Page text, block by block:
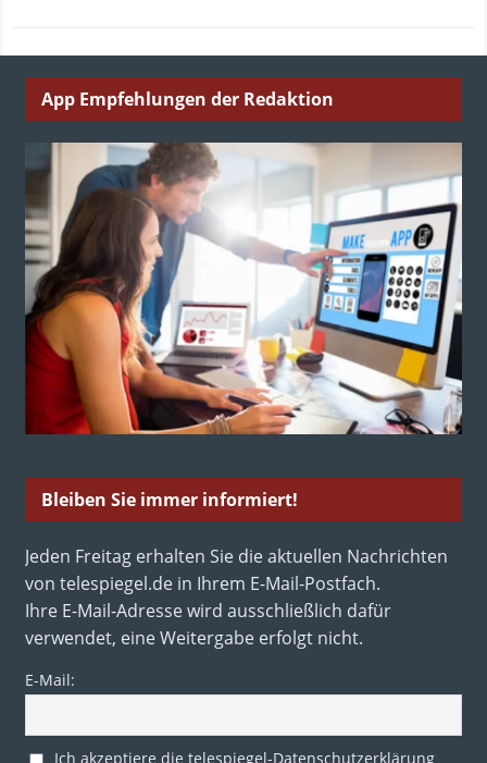
App Empfehlungen der Redaktion
Bleiben Sie immer informiert!
Jeden Freitag erhalten Sie die aktuellen Nachrichten
von telespiegel.de in Ihrem E-Mail-Postfach.
Ihre E-Mail-Adresse wird ausschließlich dafür
verwendet, eine Weitergabe erfolgt nicht.
E-Mail:
Ich akzeptiere die telespiegel-Datenschutzerklärung